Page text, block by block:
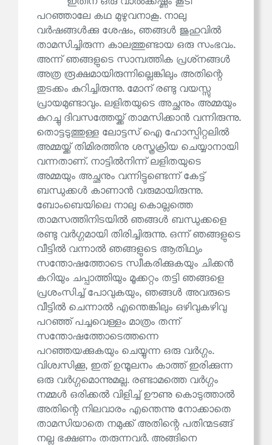
പറഞ്ഞാലേ കഥ മുഴുവനാകൂ. നാലു
വർഷങ്ങൾക്കു ശേഷം, ഞങ്ങൾ ജുഹുവിൽ
താമസിച്ചിരുന്ന കാലത്തുണ്ടായ ഒരു സംഭവം.
അന്ന് ഞങ്ങളുടെ സാമ്പത്തിക പ്രശ്‌നങ്ങൾ
അത്ര രൂക്ഷമായിരുന്നില്ലെങ്കിലും അതിന്റെ
തുടക്കം കുറിച്ചിരുന്നു. മോന് രണ്ടു വയസ്സു
പ്രായമുണ്ടാവും. ലളിതയുടെ അച്ഛനും അമ്മയും
കുറച്ചു ദിവസത്തേയ്ക്ക് താമസിക്കാൻ വന്നിരുന്നു.
തൊട്ടടുത്തുള്ള ലോട്ടസ് ഐ ഹോസ്പിറ്റലിൽ
അമ്മയ്ക്ക് തിമിരത്തിനു ശസ്ത്രക്രിയ ചെയ്യാനായി
വന്നതാണ്. നാട്ടിൽനിന്ന് ലളിതയുടെ
അമ്മയും അച്ഛനും വന്നിട്ടുണ്ടെന്ന് കേട്ട്
ബന്ധുക്കൾ കാണാൻ വരുമായിരുന്നു.
ബോംബെയിലെ നാലു കൊല്ലത്തെ
താമസത്തിനിടയിൽ ഞങ്ങൾ ബന്ധുക്കളെ
രണ്ടു വർഗ്ഗമായി തിരിച്ചിരുന്നു. ഒന്ന് ഞങ്ങളുടെ
വീട്ടിൽ വന്നാൽ ഞങ്ങളുടെ ആതിഥ്യം
സന്തോഷത്തോടെ സ്വീകരിക്കുകയും ചിക്കൻ
കറിയും ചപ്പാത്തിയും മൂക്കറ്റം തട്ടി ഞങ്ങളെ
പ്രശംസിച്ച് പോവുകയും, ഞങ്ങൾ അവരുടെ
വീട്ടിൽ ചെന്നാൽ എന്തെങ്കിലും ഒഴിവുകഴിവു
പറഞ്ഞ് പച്ചവെള്ളം മാത്രം തന്ന്
സന്തോഷത്തോടെത്തന്നെ
പറഞ്ഞയക്കുകയും ചെയ്യുന്ന ഒരു വർഗ്ഗം.
വിശ്വസിക്കൂ, ഇത് ഉന്മൂലനം കാത്ത് ഇരിക്കുന്ന
ഒരു വർഗ്ഗമൊന്നുമല്ല. രണ്ടാമത്തെ വർഗ്ഗം
നമ്മൾ ഒരിക്കൽ വിളിച്ച് ഊണു കൊടുത്താൽ
അതിന്റെ നിലവാരം എന്തെന്നു നോക്കാതെ
താമസിയാതെ നമുക്ക് അതിന്റെ പതിന്മടങ്ങ്
നല്ല ഭക്ഷണം തരുന്നവർ. അങ്ങിനെ